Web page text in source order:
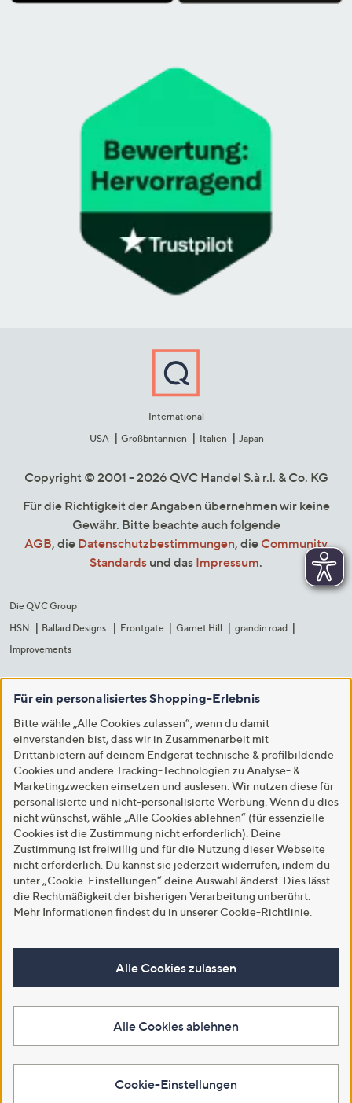
International
USA
Großbritannien Italien Japan
Copyright © 2001 - 2026 QVC Handel S.à r.l. & Co. KG
Für die Richtigkeit der Angaben übernehmen wir keine
Gewähr. Bitte beachte auch folgende
AGB, die Datenschutzbestimmungen, die Community
Standards und das Impressum.
Die QVC Group
HSN
Ballard Designs Frontgate Garnet Hill
grandin road
Improvements
Für ein personalisiertes Shopping-Erlebnis
Bitte wähle „Alle Cookies zulassen“, wenn du damit
einverstanden bist, dass wir in Zusammenarbeit mit
Drittanbietern auf deinem Endgerät technische & profilbildende
Cookies und andere Tracking-Technologien zu Analyse- &
Marketingzwecken einsetzen und auslesen. Wir nutzen diese für
personalisierte und nicht-personalisierte Werbung. Wenn du dies
nicht wünschst, wähle „Alle Cookies ablehnen“ (für essenzielle
Cookies ist die Zustimmung nicht erforderlich). Deine
Zustimmung ist freiwillig und für die Nutzung dieser Webseite
nicht erforderlich. Du kannst sie jederzeit widerrufen, indem du
unter „Cookie-Einstellungen“ deine Auswahl änderst. Dies lässt
die Rechtmäßigkeit der bisherigen Verarbeitung unberührt.
Mehr Informationen findest du in unserer Cookie-Richtlinie
Alle Cookies zulassen
Alle Cookies ablehnen
Cookie-Einstellungen